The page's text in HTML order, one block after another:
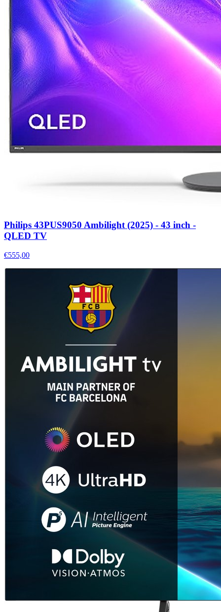
Philips 43PUS9050 Ambilight (2025) - 43 inch -
QLED TV
€555,00